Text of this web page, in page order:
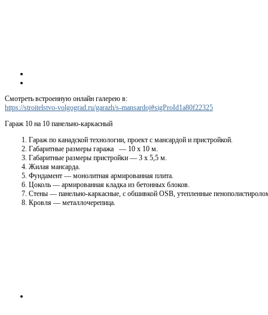
Смотреть встроенную онлайн галерею в:
https://stroitelstvo-volgograd.ru/garazh/s-mansardoj#sigProId1a80f22325
Гараж 10 на 10 панельно-каркасный
Гараж по канадской технологии, проект с мансардой и пристройкой.
Габаритные размеры гаража — 10 х 10 м.
Габаритные размеры пристройки — 3 х 5,5 м.
Жилая мансарда.
Фундамент — монолитная армированная плита.
Цоколь — армированная кладка из бетонных блоков.
Стены — панельно-каркасные, с обшивкой OSB, утепленные
Кровля — металлочерепица.